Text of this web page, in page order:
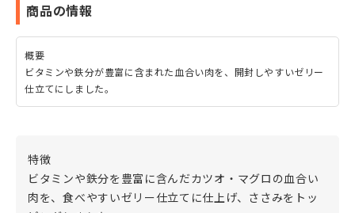
商品の情報
概要
ビタミンや鉄分が豊富に含まれた血合い肉を、開封しやすいゼリー
仕立てにしました。
特徴
ビタミンや鉄分を豊富に含んだカツオ・マグロの血合い
肉を、食べやすいゼリー仕立てに仕上げ、ささみをトッ